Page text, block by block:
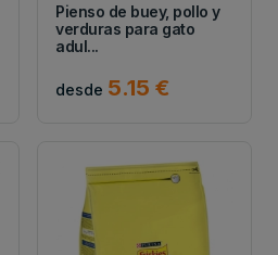
Pienso de buey, pollo y
verduras para gato
adul...
desde 5.15 €